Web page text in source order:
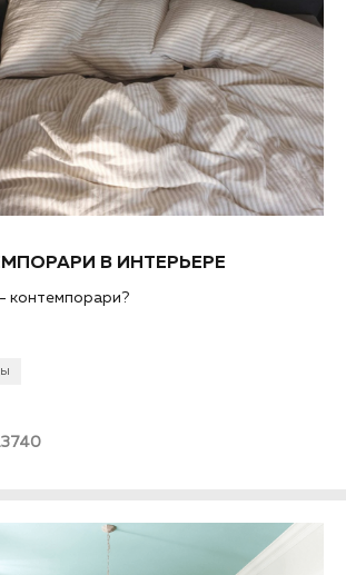
В ИНТЕРЬЕРЕ
контемпорари?